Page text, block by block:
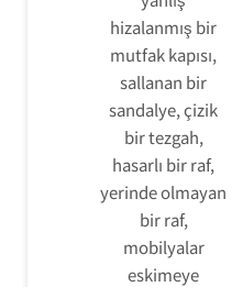
hizalanmış bir
mutfak kapısı,
sallanan bir
sandalye, çizik
bir tezgah,
hasarlı bir raf,
yerinde olmayan
bir raf,
mobilyalar
eskimeye